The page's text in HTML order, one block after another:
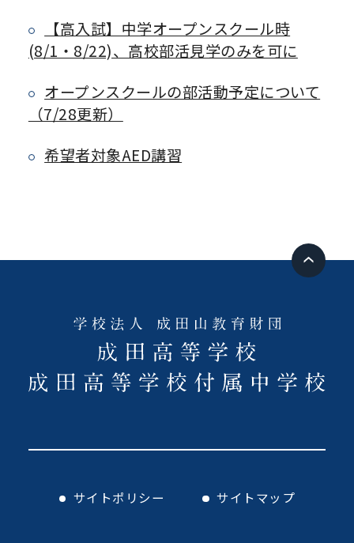
【高入試】中学オープンスクール時
(8/1・8/22)、高校部活見学のみを可に
オープンスクールの部活動予定について
（7/28更新）
希望者対象AED講習
サイトポリシー サイトマップ